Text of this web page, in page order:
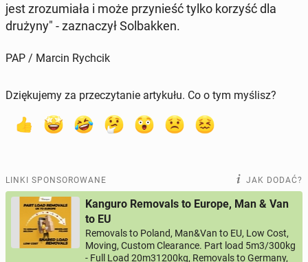
jest zro­zu­mia­ła i może przy­nieść tylko korzyść dla
drużyny" - za­zna­czył Sol­bak­ken.
PAP / Marcin Rychcik
Dziękujemy za przeczytanie artykułu. Co o tym myślisz?
LINKI SPONSOROWANE JAK DODAĆ?
Kanguro Removals to Europe, Man & Van
to EU
Removals to Poland, Man&Van to EU, Low Cost,
Moving, Custom Clearance. Part load 5m3/300kg
- Full Load 20m31200kg, Removals to Germany,